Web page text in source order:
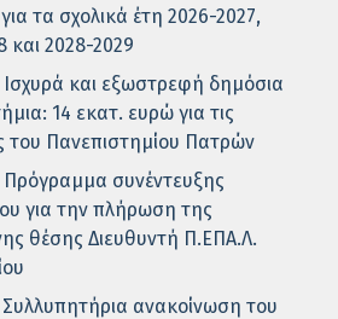
τα σχολικά έτη 2026-2027,
και 2028-2029
και εξωστρεφή δημόσια
14 εκατ. ευρώ για τις
του Πανεπιστημίου Πατρών
συνέντευξης
για την πλήρωση της
θέσης Διευθυντή Π.ΕΠΑ.Λ.
ανακοίνωση του